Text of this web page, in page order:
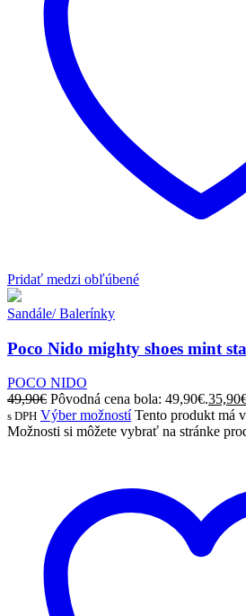
Pridať medzi obľúbené
Sandále/ Balerínky
Poco Nido mighty shoes mint
POCO NIDO
49,90€ Pôvodná cena bola: 49,90€.35,90
s DPH Výber možností Tento produkt má
Možnosti si môžete vybrať na stránke